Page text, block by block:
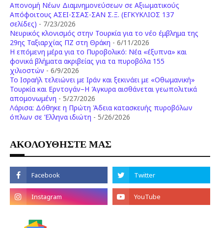
Απονομή Νέων Διαμνημονεύσεων σε Αξιωματικούς
Απόφοιτους ΑΣΕΙ-ΣΣΑΣ-ΣΑΝ Σ.Ξ. (ΕΓΚΥΚΛΙΟΣ 137
σελίδες) - 7/23/2026
Νευρικός κλονισμός στην Τουρκία για το νέο έμβλημα της
29ης Ταξιαρχίας ΠΖ στη Θράκη - 6/11/2026
Η επόμενη μέρα για το Πυροβολικό: Νέα «έξυπνα» και
φονικά βλήματα ακριβείας για τα πυροβόλα 155
χιλιοστών - 6/9/2026
Το Ισραήλ τελειώνει με Ιράν και ξεκινάει με «Οθωμανική»
Τουρκία και Ερντογάν–Η Άγκυρα αισθάνεται γεωπολιτικά
απομονωμένη - 5/27/2026
Λάρισα: Δόθηκε η Πρώτη Άδεια κατασκευής πυροβόλων
όπλων σε Έλληνα ιδιώτη - 5/26/2026
ΑΚΟΛΟΥΘΗΣΤΕ ΜΑΣ